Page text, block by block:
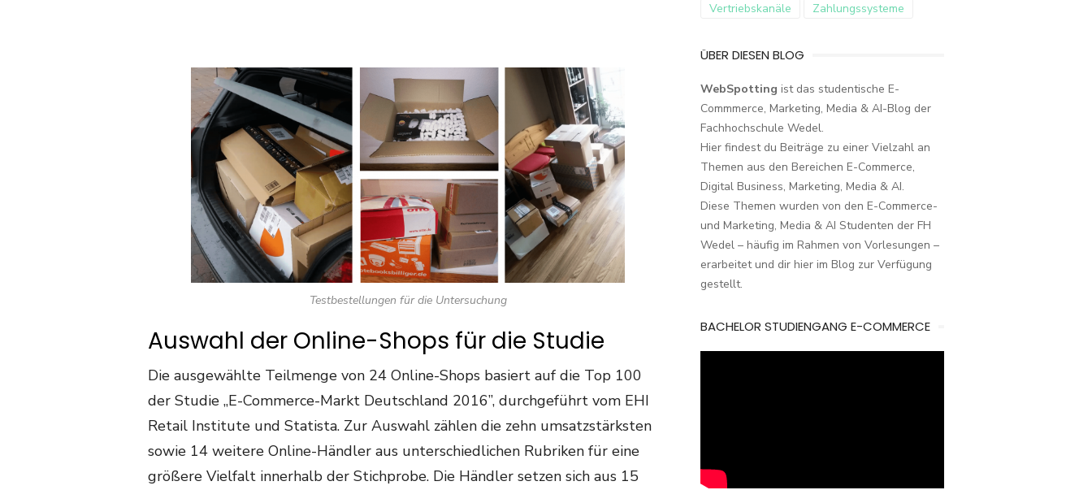
Testbestellungen für die Untersuchung
Auswahl der Online-Shops für die Studie
Die ausgewählte Teilmenge von 24 Online-Shops basiert auf die Top 100
der Studie „E-Commerce-Markt Deutschland 2016”, durchgeführt vom EHI
Retail Institute und Statista. Zur Auswahl zählen die zehn umsatzstärksten
sowie 14 weitere Online-Händler aus unterschiedlichen Rubriken für eine
größere Vielfalt innerhalb der Stichprobe. Die Händler setzen sich aus 15
Vertriebskanäle
Zahlungssysteme
ÜBER DIESEN BLOG
WebSpotting ist das studentische E-
Commmerce, Marketing, Media & AI-Blog der
Fachhochschule Wedel.
Hier findest du Beiträge zu einer Vielzahl an
Themen aus den Bereichen E-Commerce,
Digital Business, Marketing, Media & AI.
Diese Themen wurden von den E-Commerce-
und Marketing, Media & AI Studenten der FH
Wedel – häufig im Rahmen von Vorlesungen –
erarbeitet und dir hier im Blog zur Verfügung
gestellt.
BACHELOR STUDIENGANG E-COMMERCE